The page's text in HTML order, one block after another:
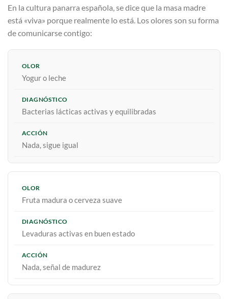
En la cultura panarra española, se dice que la masa madre
está «viva» porque realmente lo está. Los olores son su forma
de comunicarse contigo:
Yogur o leche
Bacterias lácticas activas y equilibradas
Nada, sigue igual
Fruta madura o cerveza suave
Levaduras activas en buen estado
Nada, señal de madurez